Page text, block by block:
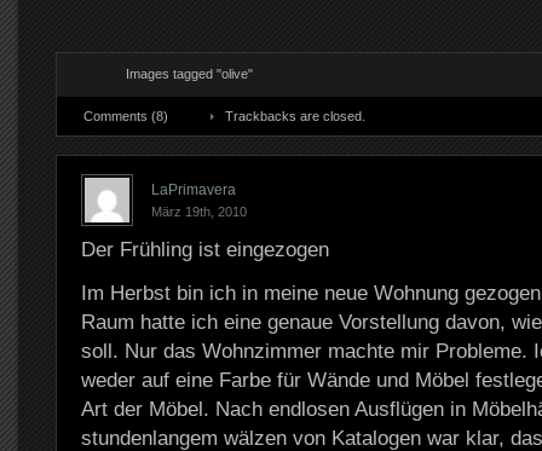
Images tagged "olive"
Comments (8) Trackbacks are closed.
LaPrimavera
März 19th, 2010
Der Frühling ist eingezogen
Im Herbst bin ich in meine neue Wohnung
Raum hatte ich eine genaue Vorstellung davon,
soll. Nur das Wohnzimmer machte mir Probleme.
weder auf eine Farbe für Wände und Möbel
Art der Möbel. Nach endlosen Ausflügen in
stundenlangem wälzen von Katalogen war klar,